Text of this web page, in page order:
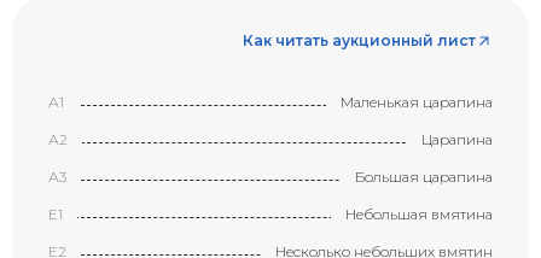
Как читать аукционный лист
А1 Маленькая царапина
А2 Царапина
А3 Большая царапина
Е1 Небольшая вмятина
Е2 Несколько небольших вмятин